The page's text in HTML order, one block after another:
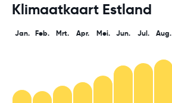
Klimaatkaart Estland
Jan. Feb. Mrt. Apr. Mei. Jun. Jul. Aug.